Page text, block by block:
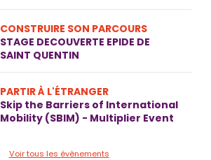
CONSTRUIRE SON PARCOURS
STAGE DECOUVERTE EPIDE DE
SAINT QUENTIN
PARTIR À L'ÉTRANGER
Skip the Barriers of International
Mobility (SBIM) - Multiplier Event
Voir tous les évènements